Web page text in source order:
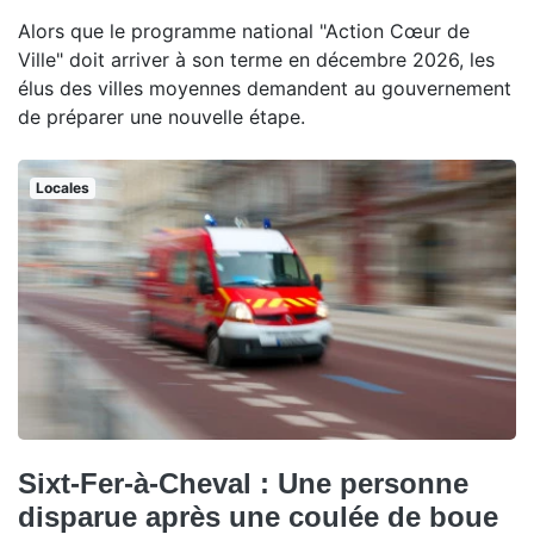
Alors que le programme national "Action Cœur de
Ville" doit arriver à son terme en décembre 2026, les
élus des villes moyennes demandent au gouvernement
de préparer une nouvelle étape.
Locales
Sixt-Fer-à-Cheval : Une personne
disparue après une coulée de boue